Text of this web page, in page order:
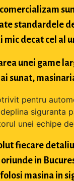
standardele
decat cel al
unei game
sunat,
pentru
siguranta
unei echipe
fiecare
in
masina in